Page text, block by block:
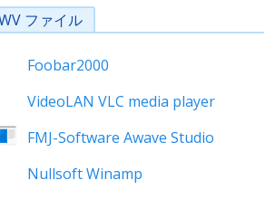
ファイル
Foobar2000
VideoLAN VLC media player
FMJ-Software Awave Studio
Nullsoft Winamp